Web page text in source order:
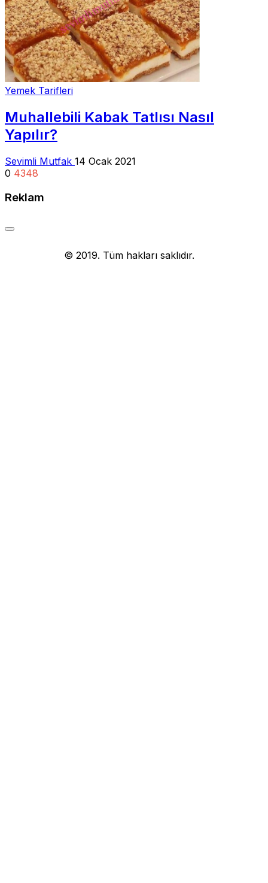
Yemek Tarifleri
Muhallebili Kabak Tatlısı Nasıl
Yapılır?
Sevimli Mutfak 14 Ocak 2021
0 4348
Reklam
© 2019. Tüm hakları saklıdır.